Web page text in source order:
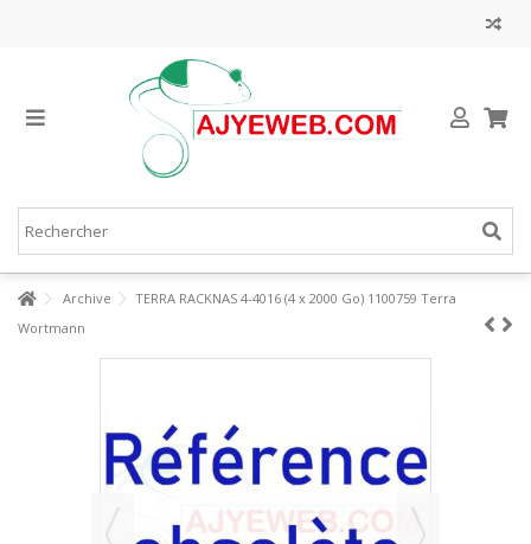
Archive
TERRA RACKNAS 4-4016 (4 x 2000 Go) 1100759 Terra
Wortmann